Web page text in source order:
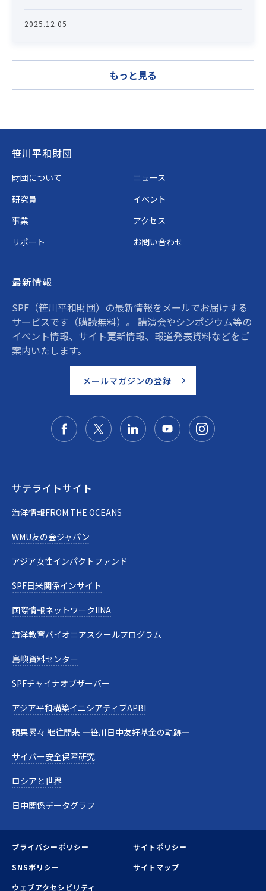
2025.12.05
もっと見る
Footer
笹川平和財団
財団について
ニュース
研究員
イベント
事業
アクセス
リポート
お問い合わせ
最新情報
SPF（笹川平和財団）の最新情報をメールでお届けする
サービスです（購読無料）。 講演会やシンポジウム等の
イベント情報、サイト更新情報、報道発表資料などをご
案内いたします。
メールマガジンの登録
サテライトサイト
海洋情報FROM THE OCEANS
WMU友の会ジャパン
アジア女性インパクトファンド
SPF日米関係インサイト
国際情報ネットワークIINA
海洋教育パイオニアスクールプログラム
島嶼資料センター
SPFチャイナオブザーバー
アジア平和構築イニシアティブAPBI
碩果累々 継往開来 —笹川日中友好基金の軌跡—
サイバー安全保障研究
ロシアと世界
日中関係データグラフ
プライバシーポリシー
サイトポリシー
SNSポリシー
サイトマップ
ウェブアクセシビリティ